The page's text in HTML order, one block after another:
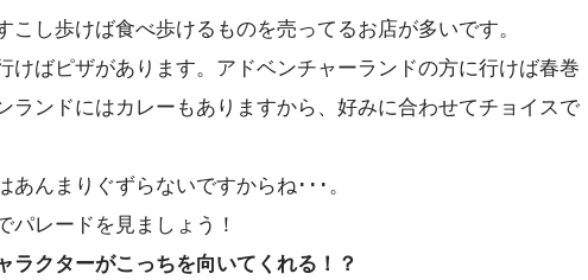
こし歩けば食べ歩けるものを売ってるお店が多いです。
けばピザがあります。アドベンチャーランドの方に行けば春巻
ランドにはカレーもありますから、好みに合わせてチョイスで
んまりぐずらないですからね･･･。
パレードを見ましょう！
ラクターがこっちを向いてくれる！？